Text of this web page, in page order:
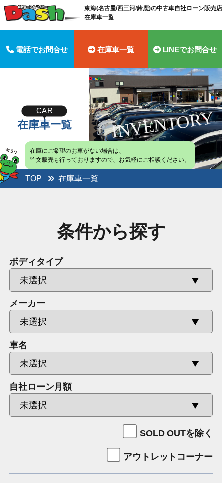
東海(名古屋/西三河/鈴鹿)の中古車自社ローン販売
在庫車一覧
電話でお問合せ 在庫車一覧 LINEでお問合せ
INVENTORY
CAR
在庫車一覧
在庫にご希望のお車がない場合は、
注文販売も行っておりますので、 お気軽にご相談ください。
TOP 在庫車一覧
条件から探す
ボディタイプ
メーカー
車名
自社ローン月額
SOLD OUTを除く
アウトレットコーナー